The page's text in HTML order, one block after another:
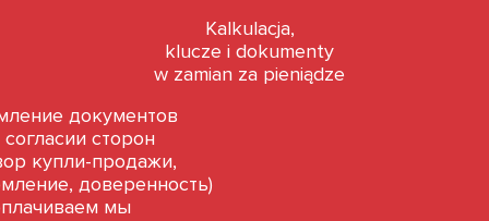
документов
сторон
купли-продажи,
доверенность)
мы
Kalkulacja,
klucze i dokumenty
w zamian za pieniądze